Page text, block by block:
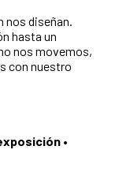
nos diseñan.
hasta un
nos movemos,
con nuestro
•